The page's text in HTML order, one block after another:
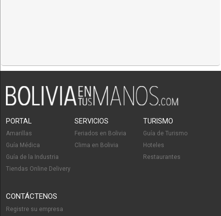
PORTAL
Amarillas
Guía Médica
Guía de la Industria
Tiendas Online Delivery
SERVICIOS
Feriados en Bolivia
Clima en Bolivia
TURISMO
Guía de Turismo
Hoteles
Restaurantes
CONTÁCTENOS
Registre su empresa